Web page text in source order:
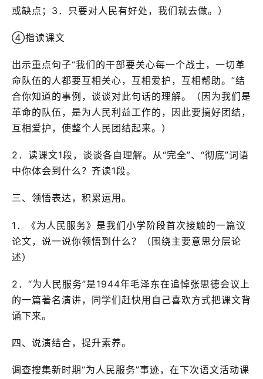
或缺点；3．只要对人民有好处，我们就去做。）
④指读课文
出示重点句子“我们的干部要关心每一个战士，一切革
命队伍的人都要互相关心，互相爱护，互相帮助。”结
合你知道的事例，谈谈对此句话的理解。（因为我们是
革命的队伍，是为人民利益工作的，因此要搞好团结，
互相爱护，使整个人民团结起来。）
2．读课文1段，谈谈各自理解。从“完全”、“彻底”词语
中你体会到什么？齐读1段。
三、领悟表达，积累运用。
1．《为人民服务》是我们小学阶段首次接触的一篇议
论文，说一说你领悟到什么？（围绕主要意思分层论
述）
2．“为人民服务”是1944年毛泽东在追悼张思德会议上
的一篇著名演讲，同学们赶快用自己喜欢方式把课文背
诵下来。
四、说演结合，提升素养。
调查搜集新时期“为人民服务”事迹，在下次语文活动课